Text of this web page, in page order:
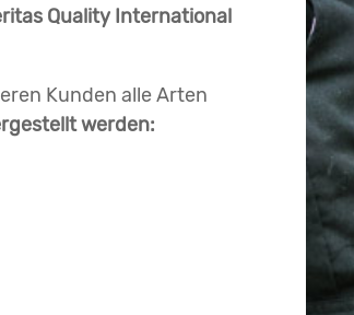
Quality International
Kunden alle Arten
werden: